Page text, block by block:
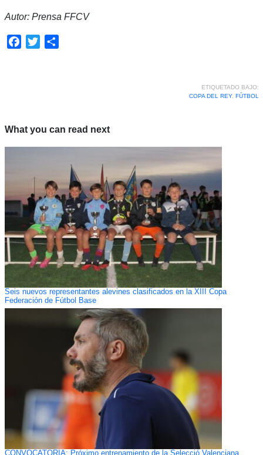
Autor: Prensa FFCV
Facebook
Twitter
ETIQUETADO BAJO:
COPA DEL REY, FÚTBOL
What you can read next
Seis nuevos representantes alevines clasificados en la XIII Copa
Federación de Fútbol Base
CONVOCATORIA: Próximo entrenamiento de la Selecció Valenciana